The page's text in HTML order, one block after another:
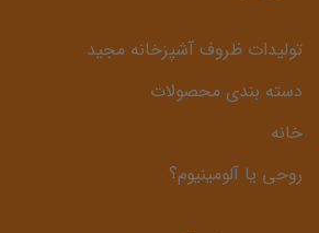
تولیدات ظروف آشپزخانه مجید
دسته بندی محصولات
خانه
روحی یا آلومینیوم؟